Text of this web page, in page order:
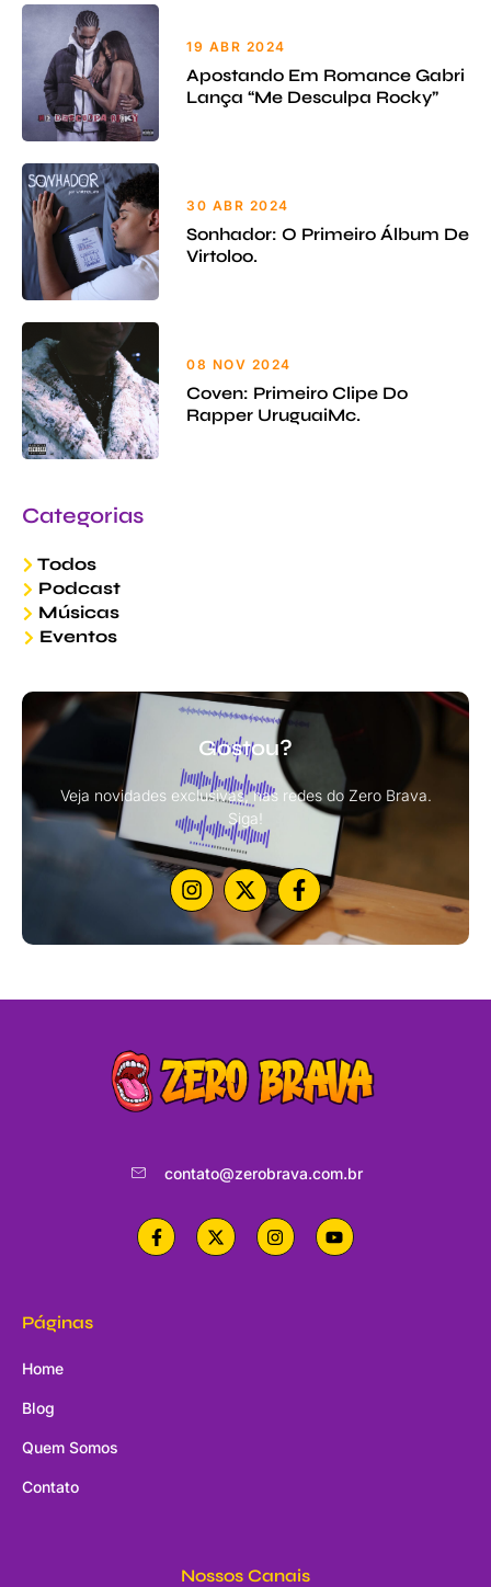
19 ABR 2024
Apostando Em Romance Gabri
Lança “Me Desculpa Rocky”
30 ABR 2024
Sonhador: O Primeiro Álbum De
Virtoloo.
08 NOV 2024
Coven: Primeiro Clipe Do
Rapper UruguaiMc.
Categorias
Todos
Podcast
Músicas
Eventos
Gostou?
Veja novidades exclusivas, nas redes do Zero Brava.
Siga!
contato@zerobrava.com.br
Páginas
Home
Blog
Quem Somos
Contato
Nossos Canais